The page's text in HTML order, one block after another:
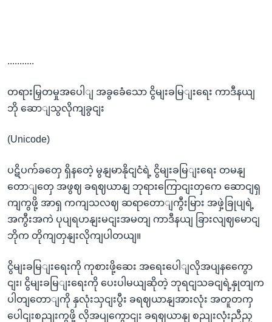
...........
တရားမြှတမှုအပေါျ အခွခေံသော ငွိမျးခမြျးရေး ကာဒီနယျ
ဘို ဆောျသွလိုကျခွငျး
(Unicode)
ပဋိပက်ခတှေ ရှိနတေဲ့ မွနျမာနိုငျငံရဲ့ ငွိမျးခမြျးရေး တမနျ
တောျတှေ အဖွဈ ခရဈယာနျ ဘုရားကြောငျးတှကေ ဆောငျရှ
ကျကွဖို့ အာရှ ကကျသလဈ ဆရာတောျကွီးမြား အဖှဲ့ခြုပျရဲ့
အကွီးအကဲ ပုပျရဟနျးမငျးအမတျ ကာဒီနယျ ခြားလျဈမောငျ
ဘိုက တိုကျတှနျးလိုကျပါတယျ။
ငွိမျးခမြျးရေးကို ကုစားဖို့ဆေး အရေးပေါျလိုအပျနကွေော
ငျး၊ ငွိမျးခမြျးရေးကို ပေးပါမယျဆိုတဲ့ ဘုရငျသခငျရဲ့နှုတျက
ပါတျတောျကို နှလုံးသှငျးပွီး ခရဈယာနျအားလုံး အတူတကှ
ပေါငျးစညျးကွဖို့ လိုအပျကွောငျး ခရဈယာနျ စညျးလုံးညီညှ